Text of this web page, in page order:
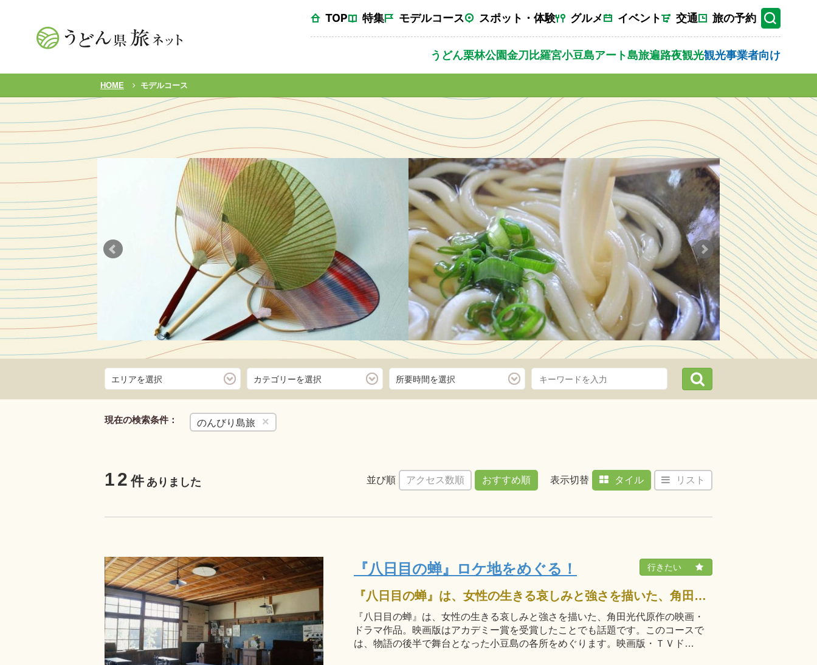
TOP 特集 モデルコース スポット・体験 グルメ イベント 交通 旅の予約
うどん栗林公園金刀比羅宮小豆島アート島旅遍路夜観光観光事業者向け
HOME モデルコース
気うどん店 ６時 瀬戸内海サンセットクルーズ
クルージングは敷居が高いと思われがちで
島旅からアートまでギュッ！欲張り2泊3日
懐かしい街並み…
エリアを選択 カテゴリーを選択 所要時間を選択
現在の検索条件： のんびり島旅 ×
12 件 ありました 並び順 アクセス数順 おすすめ順 表示切替 タイル リスト
『八日目の蝉』ロケ地をめぐる！
『八日目の蝉』は、女性の生きる哀しみと強さを描いた、角田光代原作の映画・ドラマ作品。映画版はアカデミー賞を受賞したことでも話題です。このコースでは、物語の後半で舞台となった小豆島の各所をめぐります。映画版・ＴＶド…
『八日目の蝉』は、女性の生きる哀しみと強さを描いた、角田光代原作の映画・
ドラマ作品。映画版はアカデミー賞を受賞したことでも話題です。このコースで
は、物語の後半で舞台となった小豆島の各所をめぐります。映画版・ＴＶド…